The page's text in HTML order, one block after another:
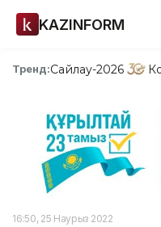
KAZINFORM
Тренд:Сайлау-2026
16:50, 25 Наурыз 2022